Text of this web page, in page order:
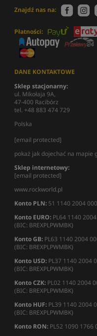
Znajdź nas na:
Płatności:
DANE KONTAKTOWE
Sklep stacjonarny:
ul. Mikołaja 9A,
47-400 Racibórz
tel. +48 883 474 729
Polska
[email protected]
pokaż jak dojechać na mapie
Sklep internetowy:
[email protected]
www.rockworld.pl
Konto PLN: 51 1140 2004
Konto EURO: PL64 1140
(BIC: BREXPLPWMBK)
Konto GB: PL63 1140 2004
(BIC: BREXPLPWMBK)
Konto USD: PL37 1140 2004
(BIC: BREXPLPWMBK)
Konto CZK: PL02 1140 2004
(BIC: BREXPLPWMBK)
Konto HUF: PL39 1140 2004
(BIC: BREXPLPWMBK)
Konto RON: PL52 1090 1766